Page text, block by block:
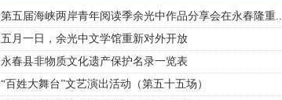
第五届海峡两岸青年阅读季余光中作品分享会在永春隆重..
五月一日，余光中文学馆重新对外开放
永春县非物质文化遗产保护名录一览表
“百姓大舞台”文艺演出活动（第五十五场）